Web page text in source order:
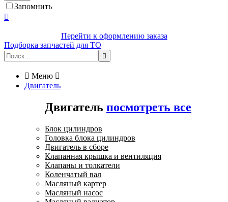
Запомнить

Перейти к оформлению заказа
Подборка запчастей для ТО

 Меню 
Двигатель
Двигатель посмотреть все
Блок цилиндров
Головка блока цилиндров
Двигатель в сборе
Клапанная крышка и вентиляция
Клапаны и толкатели
Коленчатый вал
Масляный картер
Масляный насос